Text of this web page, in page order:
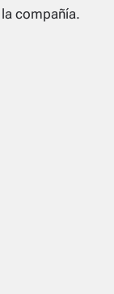
compañía.